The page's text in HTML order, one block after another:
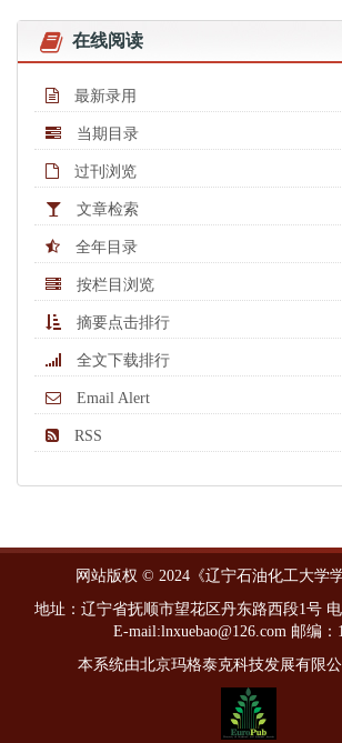
在线阅读
最新录用
当期目录
过刊浏览
文章检索
全年目录
按栏目浏览
摘要点击排行
全文下载排行
Email Alert
RSS
网站版权 © 2024《辽宁石油化工大学
地址：辽宁省抚顺市望花区丹东路西段1号 电
E-mail:lnxuebao@126.com 邮编：
本系统由北京玛格泰克科技发展有限